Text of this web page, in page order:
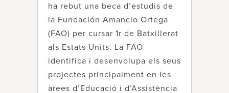
ha rebut una beca d’estudis de
la Fundación Amancio Ortega
(FAO) per cursar 1r de Batxillerat
als Estats Units. La FAO
identifica i desenvolupa els seus
projectes principalment en les
àrees d’Educació i d’Assistència